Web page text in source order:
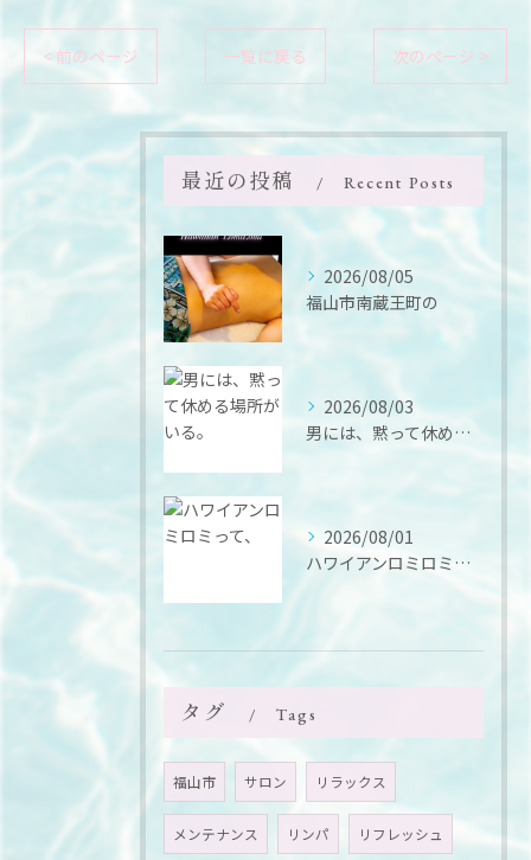
< 前のページ 一覧に戻る 次のページ >
最近の投稿 Recent Posts
2026/08/05
福山市南蔵王町の
2026/08/03
男には、黙って休める場所がいる。
2026/08/01
ハワイアンロミロミって、
タグ Tags
福山市 サロン リラックス
メンテナンス リンパ リフレッシュ